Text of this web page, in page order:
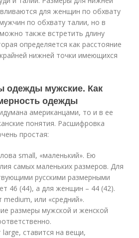
для женщин по обхвату
по обхвату талии, но в
также встретить длину
определяется как расстояние
нижней точки имеющихся
одежды мужские. Как
одежды
американцами, то и в ее
понятия. Расшифровка
простая:
small, «маленький». Ею
самых маленьких размеров. Для
русскими размерными
46 (44), а для женщин – 44 (42).
или «средний».
размеры мужской и женской
ставится на вещи,